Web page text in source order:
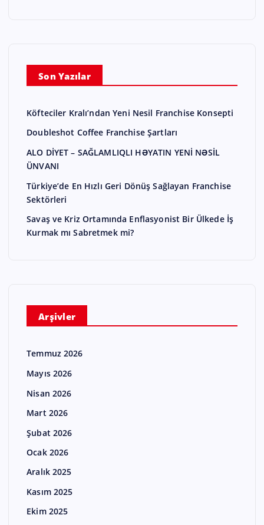
Son Yazılar
Köfteciler Kralı’ndan Yeni Nesil Franchise Konsepti
Doubleshot Coffee Franchise Şartları
ALO DİYET – SAĞLAMLIQLI HƏYATIN YENİ NƏSİL
ÜNVANI
Türkiye’de En Hızlı Geri Dönüş Sağlayan Franchise
Sektörleri
Savaş ve Kriz Ortamında Enflasyonist Bir Ülkede İş
Kurmak mı Sabretmek mi?
Arşivler
Temmuz 2026
Mayıs 2026
Nisan 2026
Mart 2026
Şubat 2026
Ocak 2026
Aralık 2025
Kasım 2025
Ekim 2025